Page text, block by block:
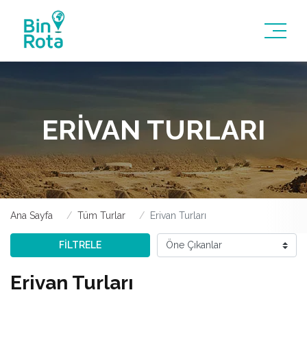
ERIVAN TURLARI
Ana Sayfa Tüm Turlar Erivan Turları
FİLTRELE
Erivan Turları